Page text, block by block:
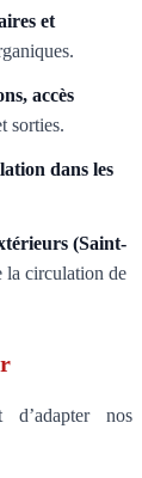
et
accès
sorties.
dans les
(Saint-
la circulation de
nos